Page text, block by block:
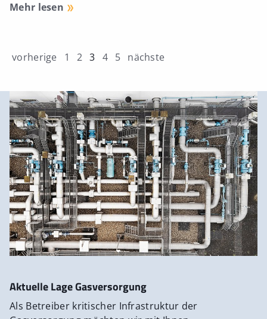
Mehr lesen
vorherige 1 2 3 4 5 nächste
Aktuelle Lage Gasversorgung
Als Betreiber kritischer Infrastruktur der